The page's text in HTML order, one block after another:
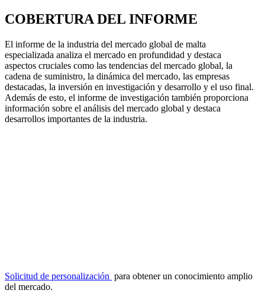
COBERTURA DEL INFORME
El informe de la industria del mercado global de malta
especializada analiza el mercado en profundidad y destaca
aspectos cruciales como las tendencias del mercado global, la
cadena de suministro, la dinámica del mercado, las empresas
destacadas, la inversión en investigación y desarrollo y el uso final.
Además de esto, el informe de investigación también proporciona
información sobre el análisis del mercado global y destaca
desarrollos importantes de la industria.
Solicitud de personalización para obtener un conocimiento amplio
del mercado.